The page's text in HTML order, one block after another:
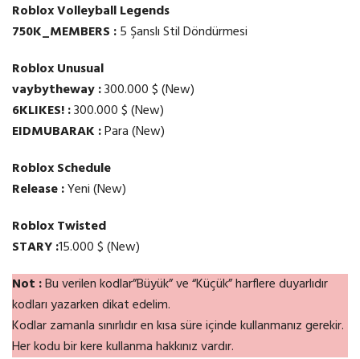
Roblox Volleyball Legends
750K_MEMBERS :5 Şanslı Stil Döndürmesi
Roblox Unusual
vaybytheway :300.000 $ (New)
6KLIKES! :300.000 $ (New)
EIDMUBARAK :Para (New)
Roblox Schedule
Release :Yeni (New)
Roblox Twisted
STARY :15.000 $ (New)
Not :Bu verilen kodlar”Büyük” ve “Küçük” harflere duyarlıdır
kodları yazarken dikat edelim.
Kodlar zamanla sınırlıdır en kısa süre içinde kullanmanız gerekir.
Her kodu bir kere kullanma hakkınız vardır.